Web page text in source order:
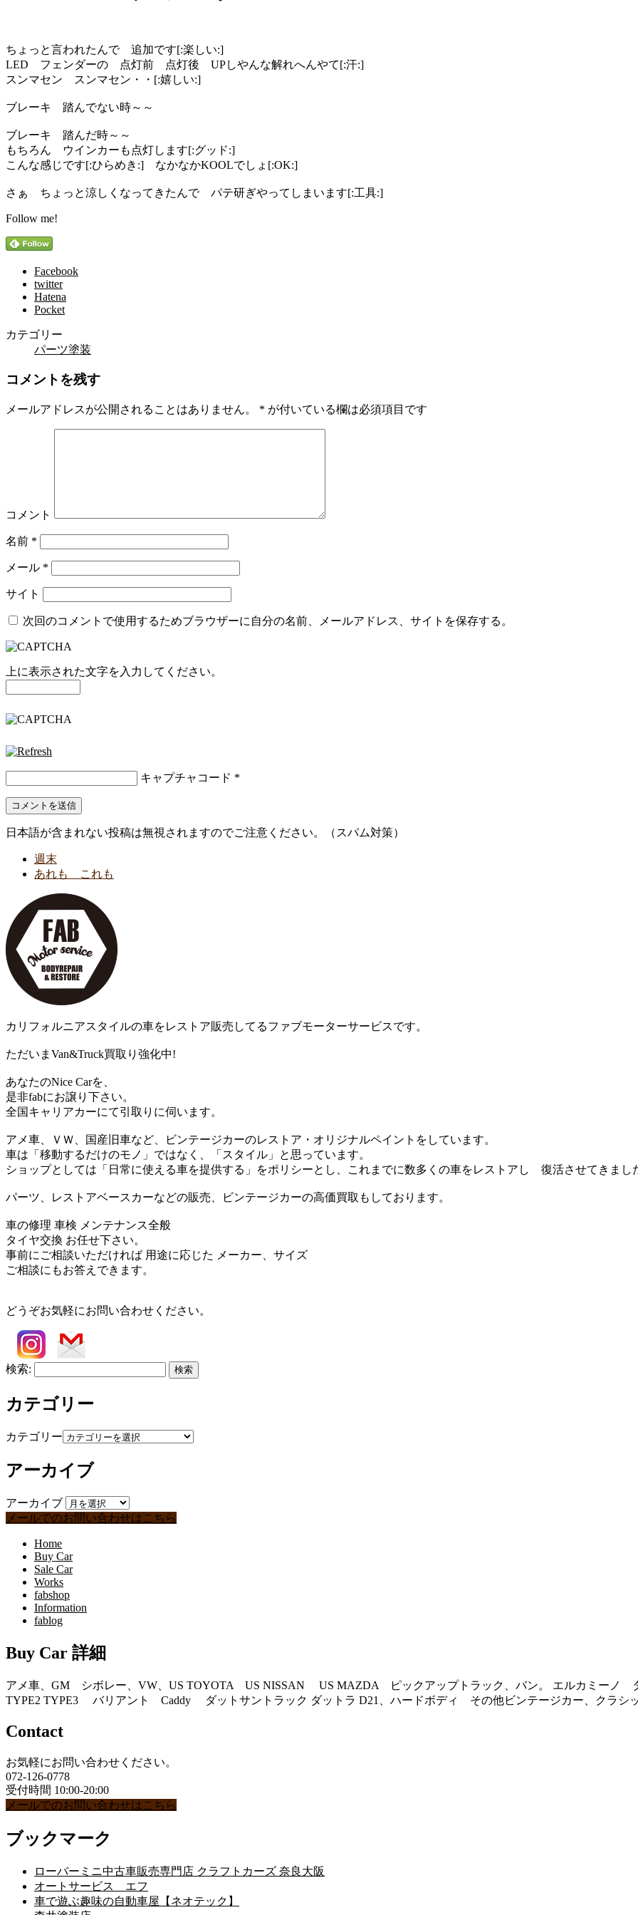
ちょっと言われたんで 追加です[:楽しい:]
LED フェンダーの 点灯前 点灯後 UPしやんな解れへんやて[:汗:]
スンマセン スンマセン・・[:嬉しい:]
ブレーキ 踏んでない時～～
ブレーキ 踏んだ時～～
もちろん ウインカーも点灯します[:グッド:]
こんな感じです[:ひらめき:] なかなかKOOLでしょ[:OK:]
さぁ ちょっと涼しくなってきたんで パテ研ぎやってしまいます[:工具:]
Follow me!
Facebook
twitter
Hatena
Pocket
カテゴリー
パーツ塗装
コメントを残す
メールアドレスが公開されることはありません。 * が付いている欄は必須項目です
コメント
名前 *
メール *
サイト
次回のコメントで使用するためブラウザーに自分の名前、メールアドレス、サイトを保存する。
上に表示された文字を入力してください。
キャプチャコード *
日本語が含まれない投稿は無視されますのでご注意ください。（スパム対策）
週末
あれも これも
カリフォルニアスタイルの車をレストア販売してるファブモーターサービスです。
ただいまVan&Truck買取り強化中!
あなたのNice Carを、
是非fabにお譲り下さい。
全国キャリアカーにて引取りに伺います。
アメ車、ＶＷ、国産旧車など、ビンテージカーのレストア・オリジナルペイントをしています。
車は「移動するだけのモノ」ではなく、「スタイル」と思っています。
ショップとしては「日常に使える車を提供する」をポリシーとし、これまでに数多くの車をレストアし 復活させてきまし
パーツ、レストアベースカーなどの販売、ビンテージカーの高価買取もしております。
車の修理 車検 メンテナンス全般
タイヤ交換 お任せ下さい。
事前にご相談いただければ 用途に応じた メーカー、サイズ
ご相談にもお答えできます。
どうぞお気軽にお問い合わせください。
検索:
カテゴリー
カテゴリー
アーカイブ
アーカイブ
メールでのお問い合わせはこちら
Home
Buy Car
Sale Car
Works
fabshop
Information
fablog
Buy Car 詳細
アメ車、GM シボレー、VW、US TOYOTA US NISSAN US MAZDA ピックアップトラック、バン。 エルカミーノ
TYPE2 TYPE3 バリアント Caddy ダットサントラック ダットラ D21、ハードボディ その他ビンテージカー、クラシ
Contact
お気軽にお問い合わせください。
072-126-0778
受付時間 10:00-20:00
メールでのお問い合わせはこちら
ブックマーク
ローバーミニ中古車販売専門店 クラフトカーズ 奈良大阪
オートサービス エフ
車で遊ぶ趣味の自動車屋【ネオテック】